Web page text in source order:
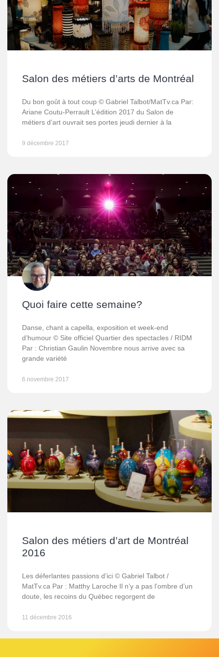
Salon des métiers d’arts de Montréal
Du bon goût à tout coup © Gabriel Talbot/MatTv.ca Par:
Ariane Coutu-Perrault L’édition 2017 du Salon de
métiers d’art ouvrait ses portes jeudi dernier à la
9 décembre 2017
Quoi faire cette semaine?
Danse, chant a capella, exposition et week-end
d’humour © Site officiel Quartier des spectacles / RIDM
Par : Christian Gaulin Novembre nous arrive avec sa
grande variété
6 novembre 2017
Salon des métiers d’art de Montréal
2016
Les déferlantes passions d’ici © Gabriel Talbot /
MatTv.ca Par : Matthy Laroche Il n’y a pas l’ombre d’un
doute, les recoins du Québec regorgent de
11 décembre 2016